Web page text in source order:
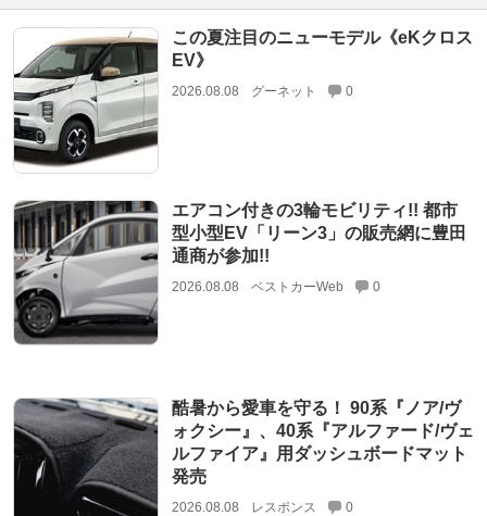
この夏注目のニューモデル《eKクロス
EV》
2026.08.08 グーネット 0
エアコン付きの3輪モビリティ!! 都市
型小型EV「リーン3」の販売網に豊田
通商が参加!!
2026.08.08 ベストカーWeb 0
酷暑から愛車を守る！ 90系『ノア/ヴ
ォクシー』、40系『アルファード/ヴェ
ルファイア』用ダッシュボードマット
発売
2026.08.08 レスポンス 0